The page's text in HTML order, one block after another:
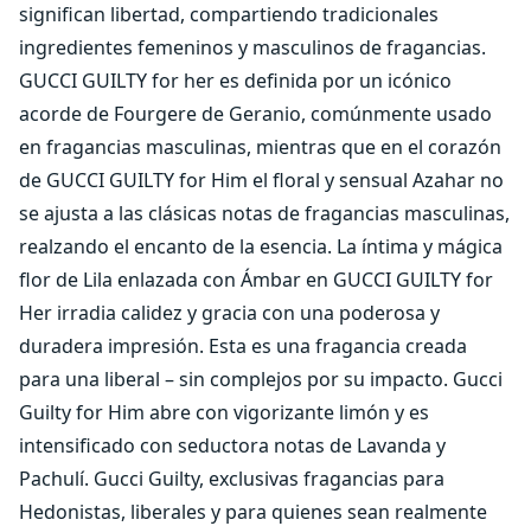
significan libertad, compartiendo tradicionales
ingredientes femeninos y masculinos de fragancias.
GUCCI GUILTY for her es definida por un icónico
acorde de Fourgere de Geranio, comúnmente usado
en fragancias masculinas, mientras que en el corazón
de GUCCI GUILTY for Him el floral y sensual Azahar no
se ajusta a las clásicas notas de fragancias masculinas,
realzando el encanto de la esencia. La íntima y mágica
flor de Lila enlazada con Ámbar en GUCCI GUILTY for
Her irradia calidez y gracia con una poderosa y
duradera impresión. Esta es una fragancia creada
para una liberal – sin complejos por su impacto. Gucci
Guilty for Him abre con vigorizante limón y es
intensificado con seductora notas de Lavanda y
Pachulí. Gucci Guilty, exclusivas fragancias para
Hedonistas, liberales y para quienes sean realmente